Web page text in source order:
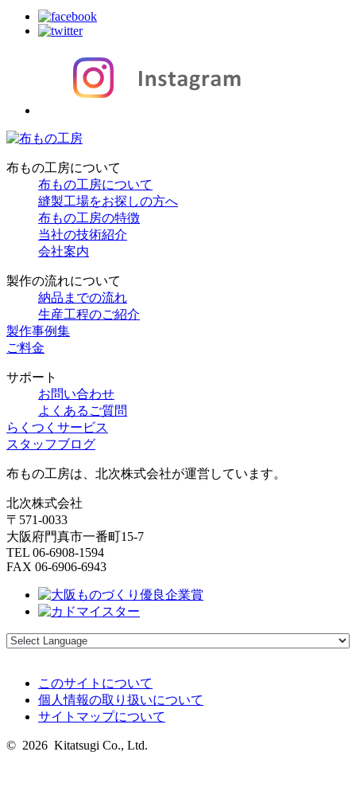
布もの工房について
布もの工房について
縫製工場をお探しの方へ
布もの工房の特徴
当社の技術紹介
会社案内
製作の流れについて
納品までの流れ
生産工程のご紹介
製作事例集
ご料金
サポート
お問い合わせ
よくあるご質問
らくつくサービス
スタッフブログ
布もの工房は、北次株式会社が運営しています。
北次株式会社
〒571-0033
大阪府門真市一番町15-7
TEL 06-6908-1594
FAX 06-6906-6943
このサイトについて
個人情報の取り扱いについて
サイトマップについて
© 2026 Kitatsugi Co., Ltd.